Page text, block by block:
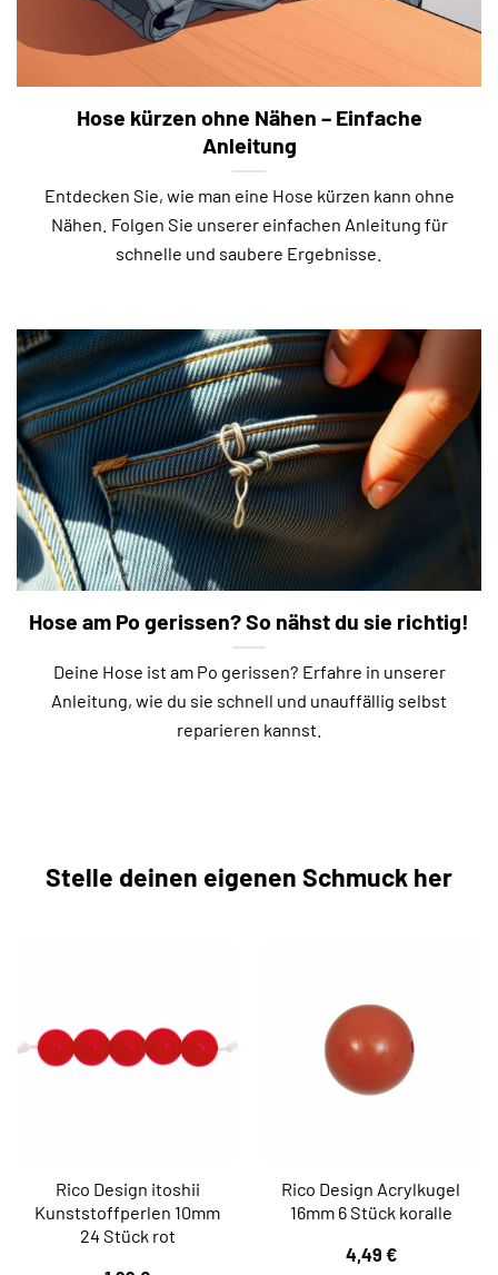
Hose kürzen ohne Nähen – Einfache
Anleitung
Entdecken Sie, wie man eine Hose kürzen kann ohne
Nähen. Folgen Sie unserer einfachen Anleitung für
schnelle und saubere Ergebnisse.
Hose am Po gerissen? So nähst du sie richtig!
Deine Hose ist am Po gerissen? Erfahre in unserer
Anleitung, wie du sie schnell und unauffällig selbst
reparieren kannst.
Stelle deinen eigenen Schmuck her
Rico Design itoshii
Kunststoffperlen 10mm
24 Stück rot
Rico Design Acrylkugel
16mm 6 Stück koralle
4,49 €